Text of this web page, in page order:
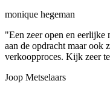
monique hegeman
"Een zeer open en eerlijke
aan de opdracht maar ook
verkoopproces. Kijk zeer
Joop Metselaars